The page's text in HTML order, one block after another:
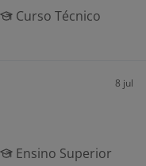
Curso Técnico
8 jul
Ensino Superior